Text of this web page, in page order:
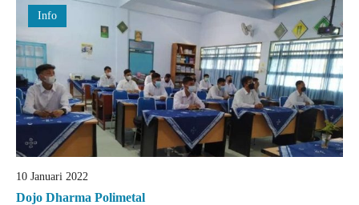
Info
10 Januari 2022
Dojo Dharma Polimetal